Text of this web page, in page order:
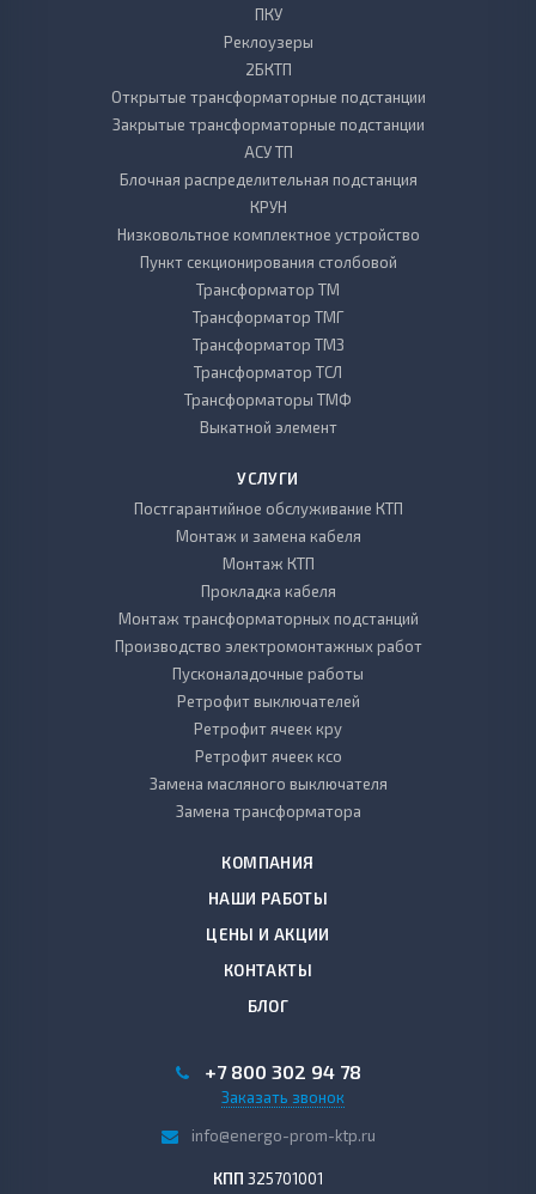
ПКУ
Реклоузеры
2БКТП
Открытые трансформаторные подстанции
Закрытые трансформаторные подстанции
АСУ ТП
Блочная распределительная подстанция
КРУН
Низковольтное комплектное устройство
Пункт секционирования столбовой
Трансформатор ТМ
Трансформатор ТМГ
Трансформатор ТМЗ
Трансформатор ТСЛ
Трансформаторы ТМФ
Выкатной элемент
УСЛУГИ
Постгарантийное обслуживание КТП
Монтаж и замена кабеля
Монтаж КТП
Прокладка кабеля
Монтаж трансформаторных подстанций
Производство электромонтажных работ
Пусконаладочные работы
Ретрофит выключателей
Ретрофит ячеек кру
Ретрофит ячеек ксо
Замена масляного выключателя
Замена трансформатора
КОМПАНИЯ
НАШИ РАБОТЫ
ЦЕНЫ И АКЦИИ
КОНТАКТЫ
БЛОГ
+7 800 302 94 78
Заказать звонок
info@energo-prom-ktp.ru
КПП 325701001